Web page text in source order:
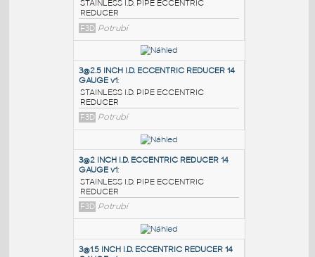
PODOBNÉ BLOKY
4@1.5 INCH I.D. ECCENTRIC REDUCER 14
GAUGE v1:
STAINLESS I.D. PIPE ECCENTRIC
REDUCER
F3D Potrubí
3@2.5 INCH I.D. ECCENTRIC REDUCER 14
GAUGE v1
STAINLESS I.D. PIPE ECCENTRIC
REDUCER